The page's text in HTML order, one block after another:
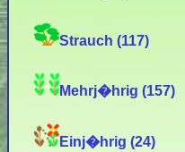
Strauch (117)
Mehrj�hrig (157)
Einj�hrig (24)